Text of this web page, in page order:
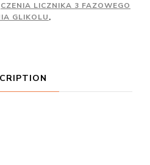
LICZNIKA 3 FAZOWEGO
GLIKOLU,